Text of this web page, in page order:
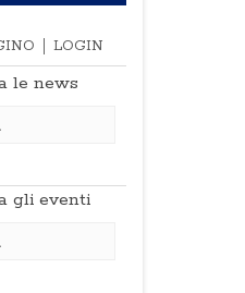
LOGIN
le news
gli eventi